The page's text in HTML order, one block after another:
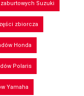
Suzuki
zbiorcza
Honda
Polaris
Yamaha